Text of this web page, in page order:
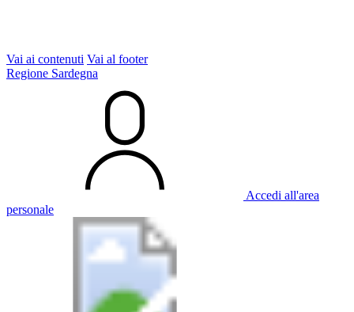
Vai ai contenuti Vai al footer
Regione Sardegna
Accedi all'area
personale